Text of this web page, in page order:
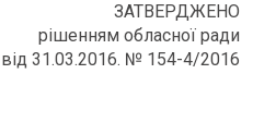
ЗАТВЕРДЖЕНО
рішенням обласної ради
від 31.03.2016. № 154-4/2016